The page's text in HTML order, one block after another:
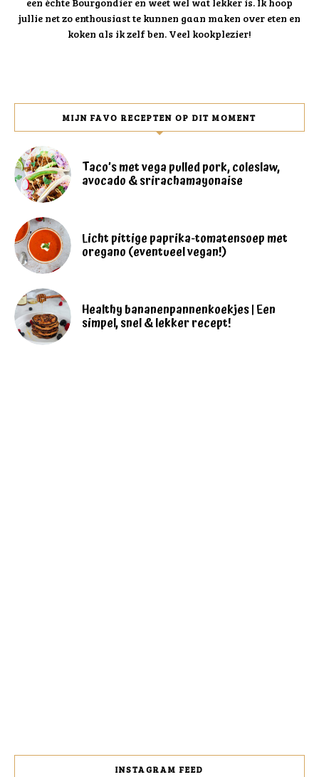
jullie net zo enthousiast te kunnen gaan maken over eten en
koken als ik zelf ben. Veel kookplezier!
MIJN FAVO RECEPTEN OP DIT MOMENT
Taco’s met vega pulled pork, coleslaw,
avocado & srirachamayonaise
Licht pittige paprika-tomatensoep met
oregano (eventueel vegan!)
Healthy bananenpannenkoekjes | Een
simpel, snel & lekker recept!
INSTAGRAM FEED